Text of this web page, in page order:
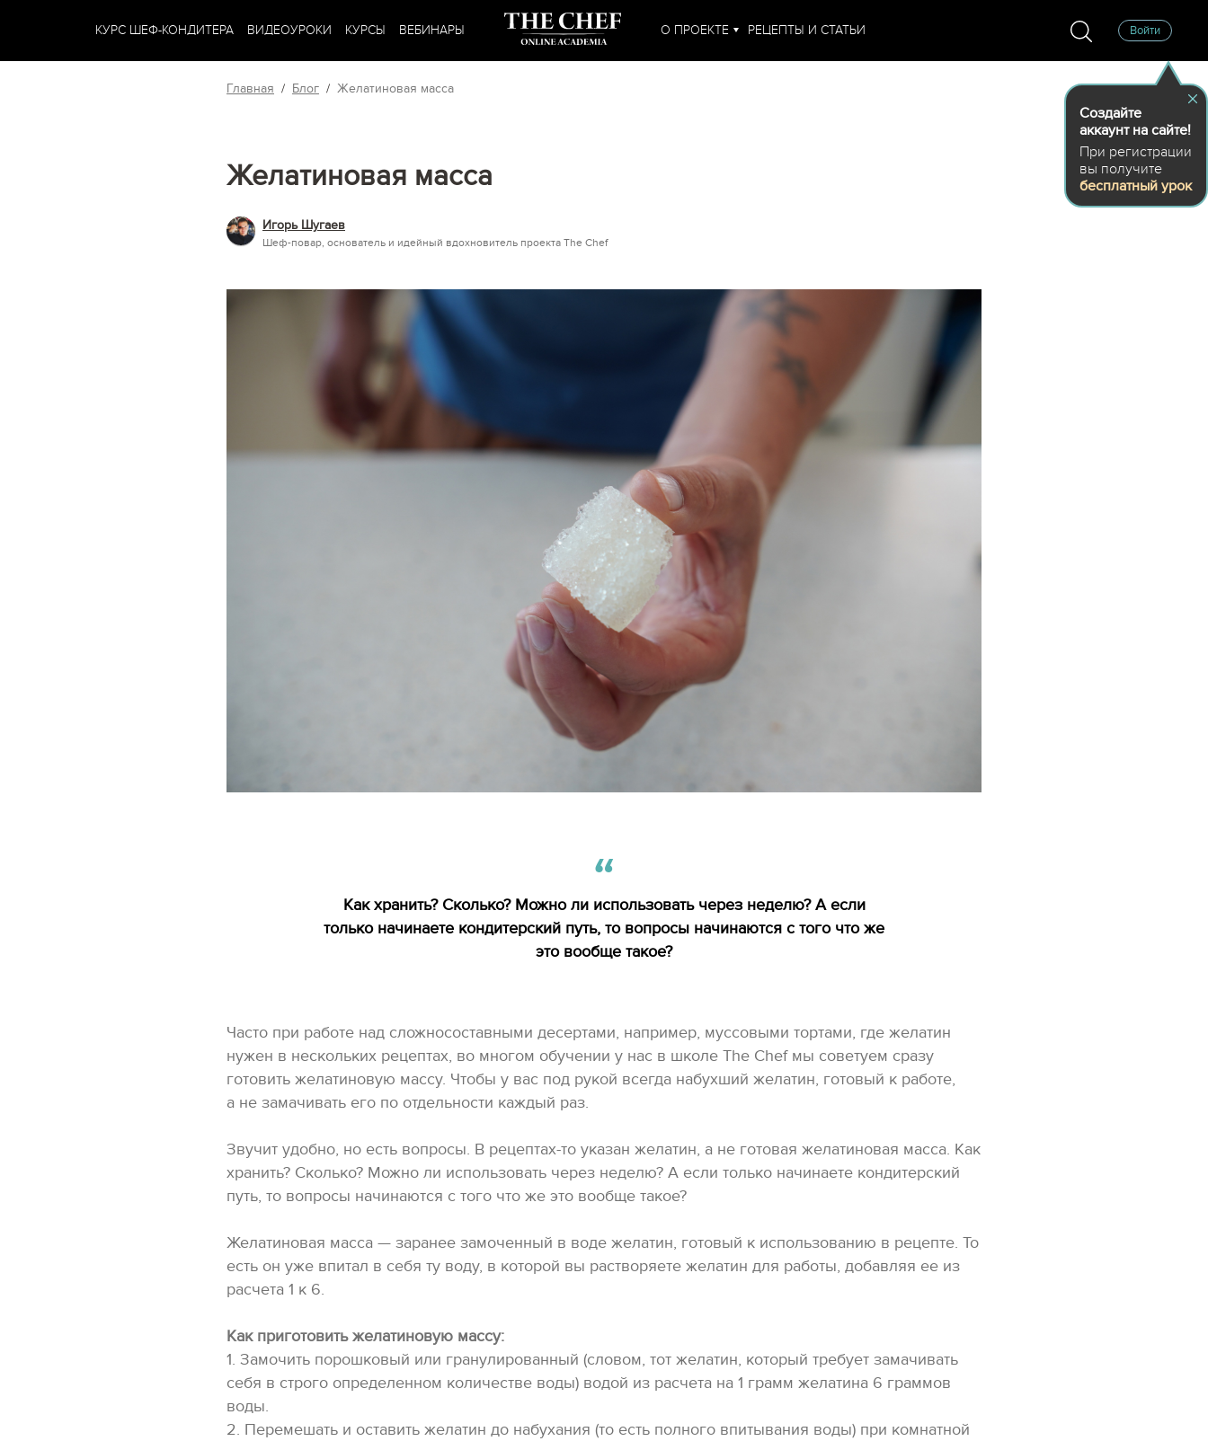
ВЕБИНАРЫ
КУРСЫ
ВИДЕОУРОКИ
КУРС ШЕФ-КОНДИТЕРА О ПРОЕКТЕ РЕЦЕПТЫ И СТАТЬИ Войти
Создайте
аккаунт на сайте!
При регистрации
вы получите
бесплатный урок
Главная / Блог / Желатиновая масса
Желатиновая масса
Игорь Шугаев
Шеф-повар, основатель и идейный вдохновитель проекта The Chef
Как хранить? Сколько? Можно ли использовать через неделю? А если
только начинаете кондитерский путь, то вопросы начинаются с того что же
это вообще такое?
Часто при работе над сложносоставными десертами, например, муссовыми тортами, где желатин
нужен в нескольких рецептах, во многом обучении у нас в школе The Chef мы советуем сразу
готовить желатиновую массу. Чтобы у вас под рукой всегда набухший желатин, готовый к работе,
а не замачивать его по отдельности каждый раз.
Звучит удобно, но есть вопросы. В рецептах-то указан желатин, а не готовая желатиновая масса. Как
хранить? Сколько? Можно ли использовать через неделю? А если только начинаете кондитерский
путь, то вопросы начинаются с того что же это вообще такое?
Желатиновая масса — заранее замоченный в воде желатин, готовый к использованию в рецепте. То
есть он уже впитал в себя ту воду, в которой вы растворяете желатин для работы, добавляя ее из
расчета 1 к 6.
Как приготовить желатиновую массу:
1. Замочить порошковый или гранулированный (словом, тот желатин, который требует замачивать
себя в строго определенном количестве воды) водой из расчета на 1 грамм желатина 6 граммов
воды.
2. Перемешать и оставить желатин до набухания (то есть полного впитывания воды) при комнатной